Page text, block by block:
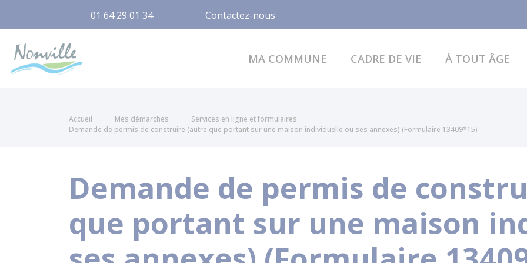
01 64 29 01 34 Contactez-nous
MA COMMUNE CADRE DE VIE À TOUT ÂGE
Accueil Mes démarches
Services en ligne et formulaires
Demande de permis de construire (autre que portant sur une maison individuelle ou ses annexes) (Formulaire 13409*15)
Demande de permis de
que portant sur une maison